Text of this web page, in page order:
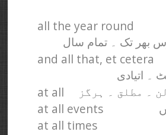
all the year round
بھر تک ۔ تمام سال
and all that, et cetera
۔ اتیادی
at all ۔ مطلق ۔ ہرگز
at all events
at all times